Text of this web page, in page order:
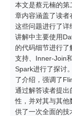
本文是蔡元楠的第
章内容涵盖了读
这些问题进行了详
讲解中主要使用
的代码细节进行
支持、Inner-Join
Spark进行了探讨
了介绍，强调了
通过解答读者提出
性，并对其与其他
供了一次全面的技